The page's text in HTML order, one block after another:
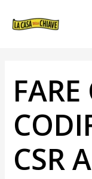
CSR
ARTICOLI